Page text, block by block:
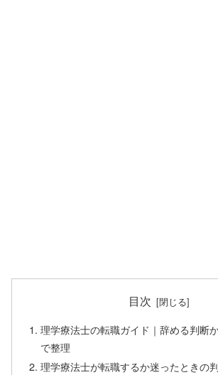
目次
理学療法士の転職ガイド｜辞める判断
で整理
理学療法士が転職するか迷ったときの